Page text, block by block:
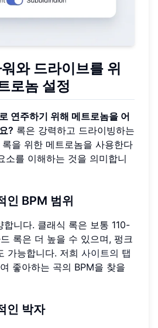
와 드라이브를 위
로놈 설정
연주하기 위해 메트로놈을 어
? 록은 강력하고 드라이빙하는
을 위한 메트로놈을 사용한다
소를 이해하는 것을 의미합니
인 BPM 범위
합니다. 클래식 록은 보통 110-
록은 더 높을 수 있으며, 펑크
가능합니다. 저희 사이트의 탭
좋아하는 곡의 BPM을 찾을
인 박자